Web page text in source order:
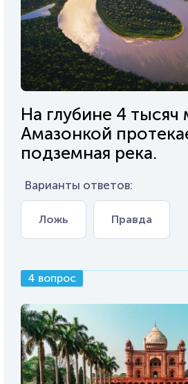
На глубине 4
Амазонкой
подземная река.
Варианты ответов:
Ложь Правда
4 вопрос